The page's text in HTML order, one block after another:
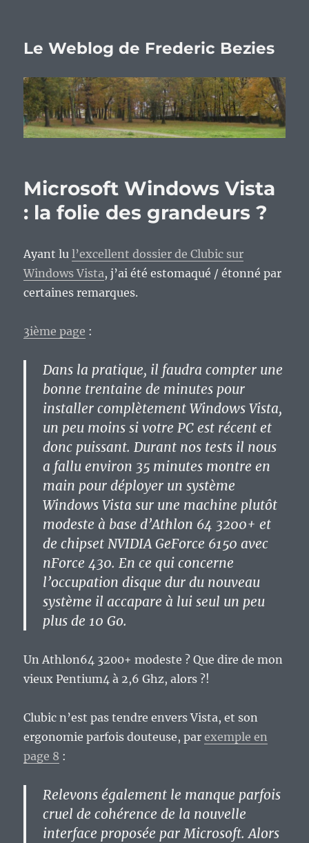
Le Weblog de Frederic Bezies
Microsoft Windows Vista
: la folie des grandeurs ?
Ayant lul’excellent dossier de Clubic sur
Windows Vista, j’ai été estomaqué / étonné par
certaines remarques.
3ième page :
Dans la pratique, il faudra compter une
bonne trentaine de minutes pour
installer complètement Windows Vista,
un peu moins si votre PC est récent et
donc puissant. Durant nos tests il nous
a fallu environ 35 minutes montre en
main pour déployer un système
Windows Vista sur une machine plutôt
modeste à base d’Athlon 64 3200+ et
de chipset NVIDIA GeForce 6150 avec
nForce 430. En ce qui concerne
l’occupation disque dur du nouveau
système il accapare à lui seul un peu
plus de 10 Go.
Un Athlon64 3200+ modeste ? Que dire de mon
vieux Pentium4 à 2,6 Ghz, alors ?!
Clubic n’est pas tendre envers Vista, et son
ergonomie parfois douteuse, parexemple en
page 8 :
Relevons également le manque parfois
cruel de cohérence de la nouvelle
interface proposée par Microsoft. Alors